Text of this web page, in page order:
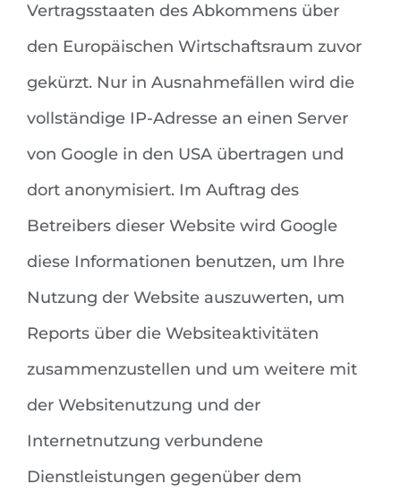
Vertragsstaaten des Abkommens über
den Europäischen Wirtschaftsraum zuvor
gekürzt. Nur in Ausnahmefällen wird die
vollständige IP-Adresse an einen Server
von Google in den USA übertragen und
dort anonymisiert. Im Auftrag des
Betreibers dieser Website wird Google
diese Informationen benutzen, um Ihre
Nutzung der Website auszuwerten, um
Reports über die Websiteaktivitäten
zusammenzustellen und um weitere mit
der Websitenutzung und der
Internetnutzung verbundene
Dienstleistungen gegenüber dem